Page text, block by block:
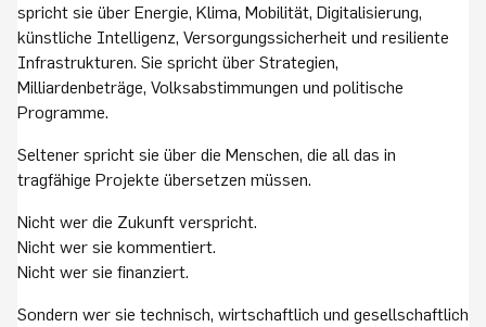
spricht sie über Energie, Klima, Mobilität, Digitalisierung,
künstliche Intelligenz, Versorgungssicherheit und resiliente
Infrastrukturen. Sie spricht über Strategien,
Milliardenbeträge, Volksabstimmungen und politische
Programme.
Seltener spricht sie über die Menschen, die all das in
tragfähige Projekte übersetzen müssen.
Nicht wer die Zukunft verspricht.
Nicht wer sie kommentiert.
Nicht wer sie finanziert.
Sondern wer sie technisch, wirtschaftlich und gesellschaftlich